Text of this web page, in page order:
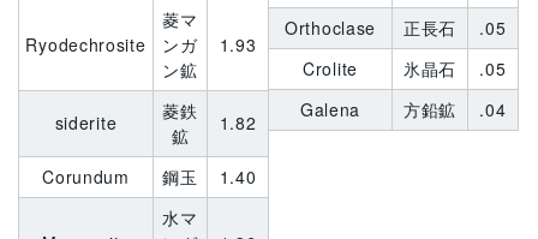
Ryodechrosite
菱マ
ンガ
ン鉱
1.93
siderite
菱鉄
鉱
1.82
Corundum 鋼玉 1.40
水マ
Orthoclase
正長石
.05
Crolite
氷晶石
.05
Galena
方鉛鉱 .04